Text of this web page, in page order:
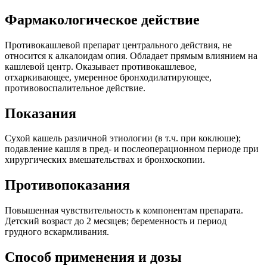
Фармакологическое действие
Противокашлевой препарат центрального действия, не
относится к алкалоидам опия. Обладает прямым влиянием на
кашлевой центр. Оказывает противокашлевое,
отхаркивающее, умеренное бронходилатирующее,
противовоспалительное действие.
Показания
Сухой кашель различной этиологии (в т.ч. при коклюше);
подавление кашля в пред- и послеоперационном периоде при
хирургических вмешательствах и бронхоскопии.
Противопоказания
Повышенная чувствительность к компонентам препарата.
Детский возраст до 2 месяцев; беременность и период
грудного вскармливания.
Способ применения и дозы